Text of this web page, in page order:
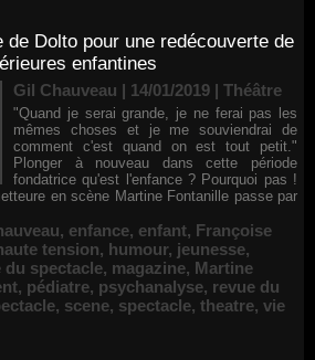
de Dolto pour une redécouverte de
enfantines
Gil Chauveau | 14/01/2019 | Théâtre
"Quand je serai grande, je ne ferai pas les
mêmes choses et je me souviendrai de
comment c'est quand on est tout petit."
Plonger à nouveau dans cette période
fondatrice qu'est l'enfance ? Pourquoi pas !
en scène Martine Fontanille passe par
, enfance, enfant, Françoise
tension, humour, jeunesse,
du spectacle, magazine, Martine
, pédiatre, psychanalyse, revue du
, scene, spectacle, theatre, vie